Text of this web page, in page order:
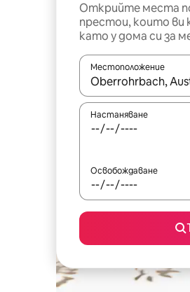
Открийте места
престои, които ви
като у дома си за
Местоположение
Когато
Настаняване
Освобождаване